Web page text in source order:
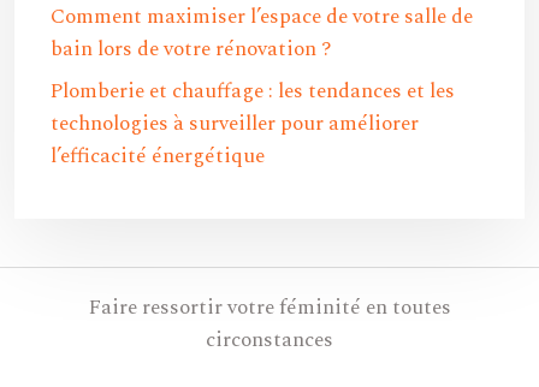
Comment maximiser l’espace de votre salle de
bain lors de votre rénovation ?
Plomberie et chauffage : les tendances et les
technologies à surveiller pour améliorer
l’efficacité énergétique
Faire ressortir votre féminité en toutes
circonstances